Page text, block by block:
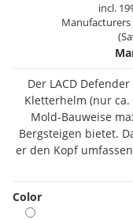
incl.
Der LACD
Kletterhelm (nur
Mold-Bauweise
Bergsteigen bietet.
er den Kopf
Color